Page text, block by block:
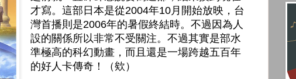
才寫。這部日本是從2004年10月開始放映，台
灣首播則是2006年的暑假終結時。不過因為人
設的關係所以非常不受關注。不過其實是部水
準極高的科幻動畫，而且還是一場跨越五百年
的好人卡傳奇！（欸）